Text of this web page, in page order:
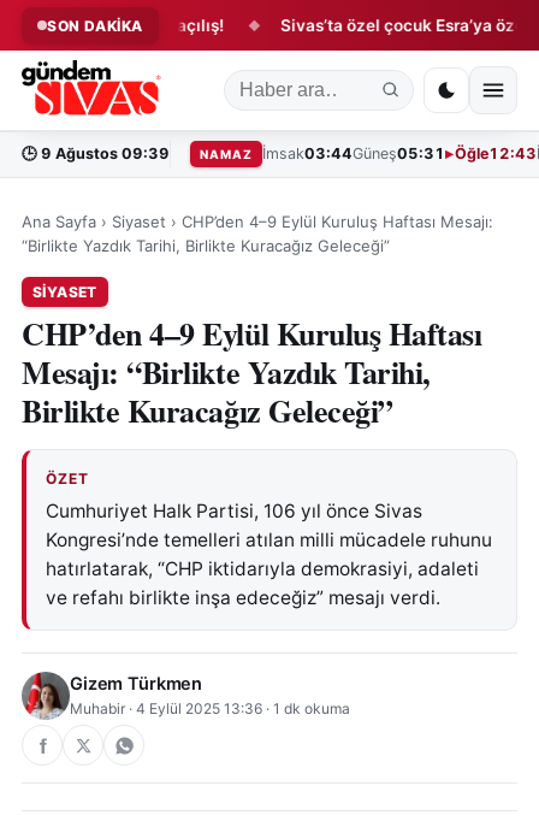
SON DAKİKA
güldüren açılış! ◆ Sivas’ta özel çocuk Esra’ya özel
🕒 9 Ağustos 09:39 NAMAZ İmsak03:44Güneş05:31 Öğle12:43
Ana Sayfa › Siyaset › CHP’den 4–9 Eylül Kuruluş Haftası Mesajı:
“Birlikte Yazdık Tarihi, Birlikte Kuracağız Geleceği”
SIYASET
CHP’den 4–9 Eylül Kuruluş Haftası
Mesajı: “Birlikte Yazdık Tarihi,
Birlikte Kuracağız Geleceği”
ÖZET
Cumhuriyet Halk Partisi, 106 yıl önce Sivas
Kongresi’nde temelleri atılan milli mücadele ruhunu
hatırlatarak, “CHP iktidarıyla demokrasiyi, adaleti
ve refahı birlikte inşa edeceğiz” mesajı verdi.
Gizem Türkmen
Muhabir · 4 Eylül 2025 13:36 · 1 dk okuma